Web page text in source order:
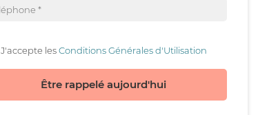
J'accepte lesConditions Générales d'Utilisation
Être rappelé aujourd'hui